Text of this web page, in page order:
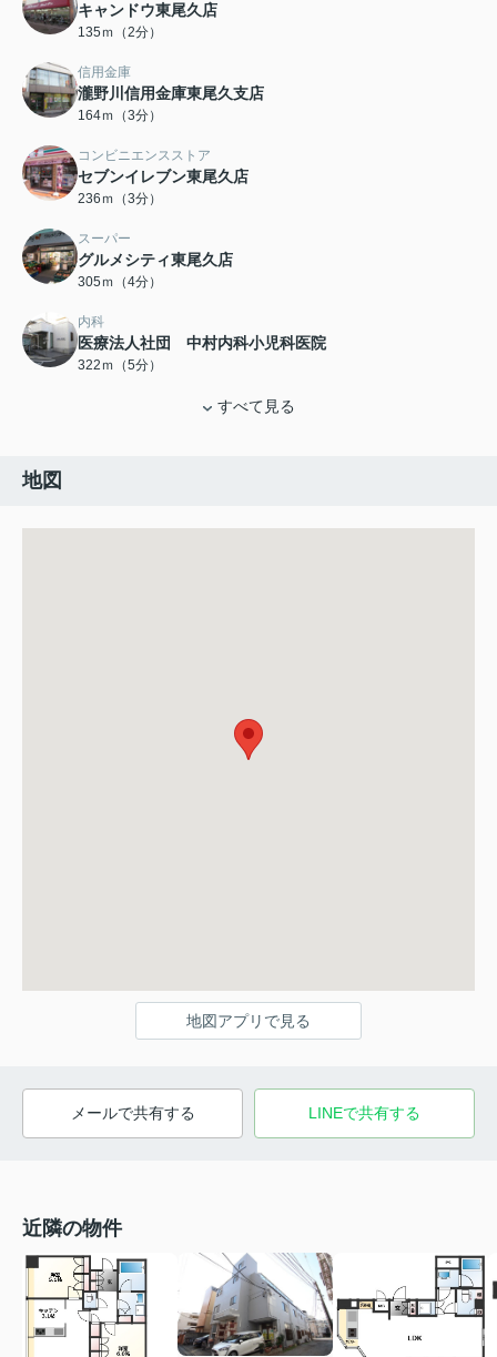
キャンドウ東尾久店
135ｍ（2分）
信用金庫
瀧野川信用金庫東尾久支店
164ｍ（3分）
コンビニエンスストア
セブンイレブン東尾久店
236ｍ（3分）
スーパー
グルメシティ東尾久店
305ｍ（4分）
内科
医療法人社団 中村内科小児科医院
322ｍ（5分）
すべて見る
地図
地図アプリで見る
メールで共有する LINEで共有する
近隣の物件